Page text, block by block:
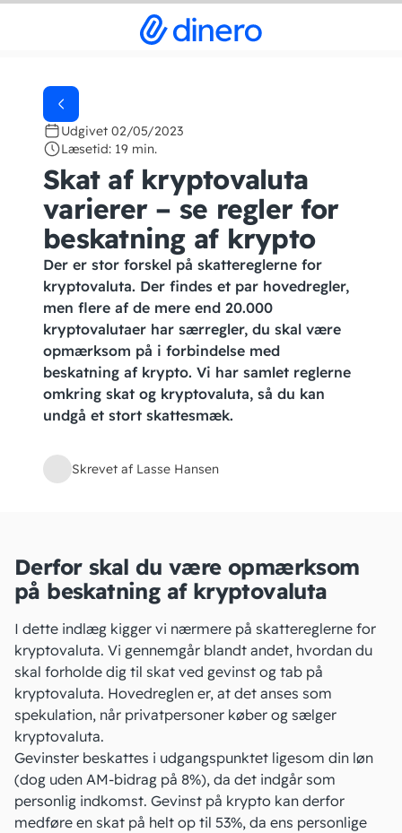
Udgivet 02/05/2023
Læsetid: 19 min.
Skat af kryptovaluta
varierer – se regler for
beskatning af krypto
Der er stor forskel på skattereglerne for
kryptovaluta. Der findes et par hovedregler,
men flere af de mere end 20.000
kryptovalutaer har særregler, du skal være
opmærksom på i forbindelse med
beskatning af krypto. Vi har samlet reglerne
omkring skat og kryptovaluta, så du kan
undgå et stort skattesmæk.
Skrevet af Lasse Hansen
Derfor skal du være opmærksom
på beskatning af kryptovaluta
I dette indlæg kigger vi nærmere på skattereglerne for
kryptovaluta. Vi gennemgår blandt andet, hvordan du
skal forholde dig til skat ved gevinst og tab på
kryptovaluta. Hovedreglen er, at det anses som
spekulation, når privatpersoner køber og sælger
kryptovaluta.
Gevinster beskattes i udgangspunktet ligesom din løn
(dog uden AM-bidrag på 8%), da det indgår som
personlig indkomst. Gevinst på krypto kan derfor
medføre en skat på helt op til 53%, da ens personlige